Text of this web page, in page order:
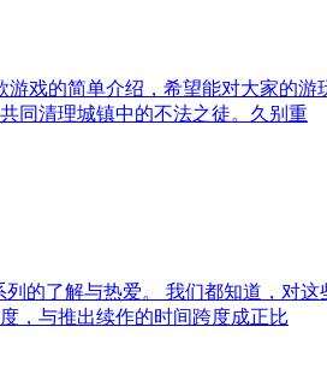
戏的简单介绍，希望能对大家的
同清理城镇中的不法之徒。久别重
的了解与热爱。 我们都知道，对
，与推出续作的时间跨度成正比